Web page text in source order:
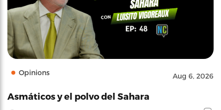
Opinions Aug 6, 2026
Asmáticos y el polvo del Sahara